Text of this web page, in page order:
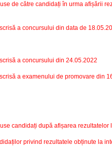
de către candidați în urma afișării
a concursului din data de
a concursului din 24.05.2022
a examenului de promovare din
candidați după afișarea
privind rezultatele obținute la